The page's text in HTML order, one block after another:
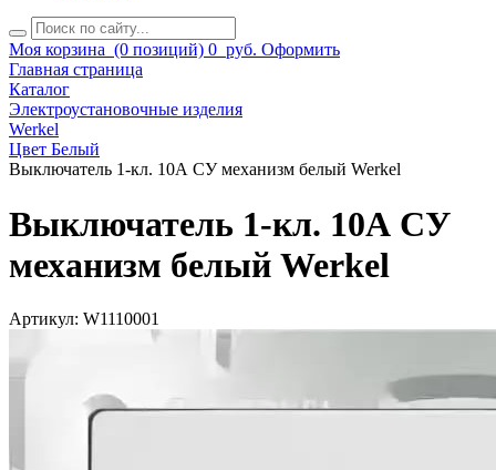
Моя корзина (0 позиций) 0 руб. Оформить
Главная страница
Каталог
Электроустановочные изделия
Werkel
Цвет Белый
Выключатель 1-кл. 10А СУ механизм белый Werkel
Выключатель 1-кл. 10А СУ
механизм белый Werkel
Артикул: W1110001